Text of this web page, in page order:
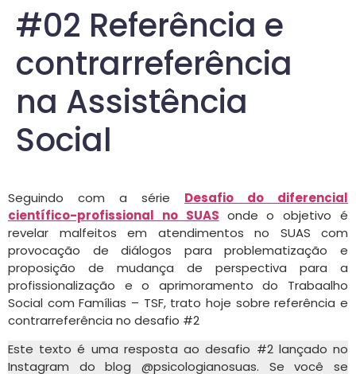
#02 Referência e
contrarreferência
na Assistência
Social
Seguindo com a série Desafio do diferencial
científico-profissional no SUAS onde o objetivo é
revelar malfeitos em atendimentos no SUAS com
provocação de diálogos para problematização e
proposição de mudança de perspectiva para a
profissionalização e o aprimoramento do Trabaalho
Social com Famílias – TSF, trato hoje sobre referência e
contrarreferência no desafio #2
Este texto é uma resposta ao desafio #2 lançado no
Instagram do blog @psicologianosuas. Se você se